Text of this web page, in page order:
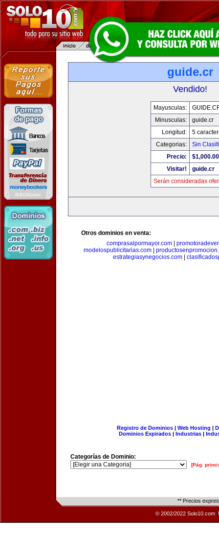
guide.cr
Vendido!
Mayusculas:
Minusculas:
guide.cr
Longitud:
5
Categorias:
Sin
Precio:
$1,000.00
Visitar!
guide.cr
Serán consideradas
Otros dominios en venta:
comprasalpormayor.com|
modelospublicitarias.com
estrategiasynegocios.com
Registro de Dominios| Web Hosting |
Dominios Expirados | Industrias |
Categorías de Dominio:
[Pág.
** Precios
© 2002/2022 Solo10.com